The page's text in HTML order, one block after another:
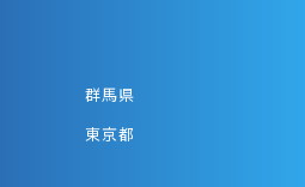
群馬県
東京都